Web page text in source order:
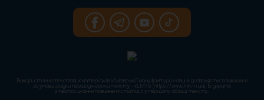
Використання текстових матеріалів «Львівської мануфактури новин» дозволяється виключно
за умови згадки першоджерела тексту – «LMN» (https://www.lmn.in.ua). Відкрите
гіперпосилання повинне міститися у першому абзаці тексту.